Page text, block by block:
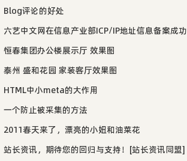
Blog评论的好处
六艺中文网在信息产业部ICP/IP地址信息备案成功
恒春集团办公楼展示厅 效果图
泰州 盛和花园 家装客厅效果图
HTML中小meta的大作用
一个防止被采集的方法
2011春天来了，漂亮的小妞和油菜花
站长资讯，期待您的回归与支持！[站长资讯同盟]